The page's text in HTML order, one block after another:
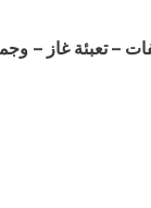
تعبئة غاز –